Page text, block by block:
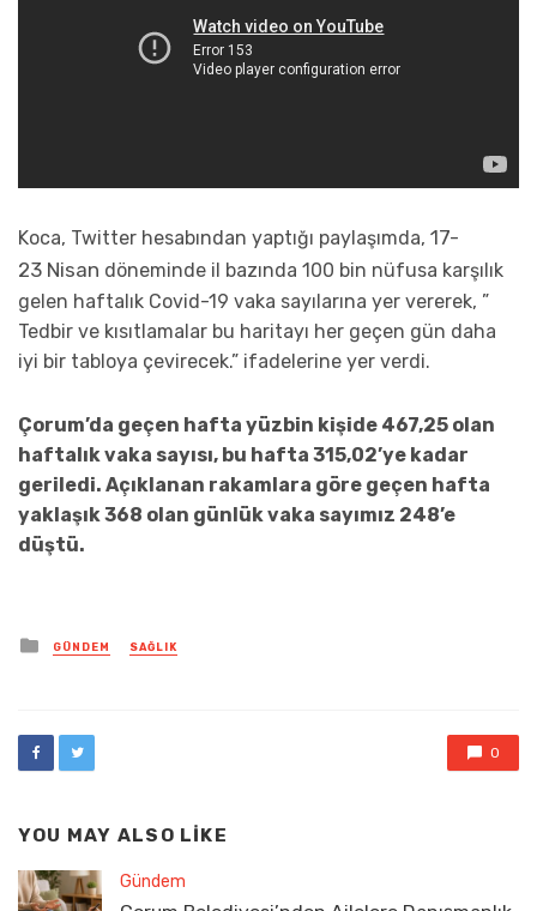
Koca, Twitter hesabından yaptığı paylaşımda, 17-
23 Nisan döneminde il bazında 100 bin nüfusa karşılık
gelen haftalık Covid-19 vaka sayılarına yer vererek, ”
Tedbir ve kısıtlamalar bu haritayı her geçen gün daha
iyi bir tabloya çevirecek.” ifadelerine yer verdi.
Çorum’da geçen hafta yüzbin kişide 467,25 olan
haftalık vaka sayısı, bu hafta 315,02’ye kadar
geriledi. Açıklanan rakamlara göre geçen hafta
yaklaşık 368 olan günlük vaka sayımız 248’e
düştü.
Posted
in
GÜNDEM SAĞLIK
0
YOU MAY ALSO LIKE
Gündem